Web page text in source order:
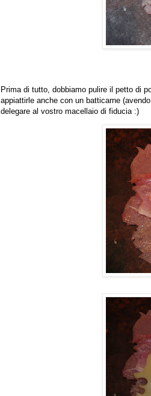
Prima di tutto, dobbiamo pulire il petto di
appiattirle anche con un batticarne
delegare al vostro macellaio di fiducia :)